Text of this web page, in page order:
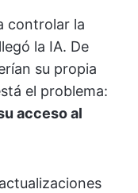
controlar la
la IA. De
su propia
el problema:
acceso al